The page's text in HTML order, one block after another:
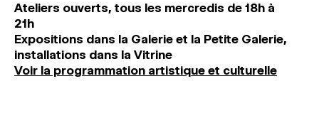
Ateliers ouverts, tous les mercredis de 18h à
21h
Expositions dans la Galerie et la Petite Galerie,
installations dans la Vitrine
Voir la programmation artistique et culturelle